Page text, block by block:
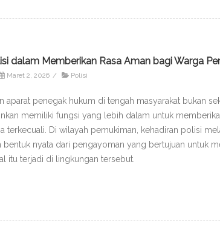
dalam Memberikan Rasa Aman bagi Warga
Maret 2, 2026 / Polisi
aparat penegak hukum di tengah masyarakat bukan
memiliki fungsi yang lebih dalam untuk
terkecuali. Di wilayah pemukiman, kehadiran polisi
bentuk nyata dari pengayoman yang bertujuan untuk
itu terjadi di lingkungan tersebut.